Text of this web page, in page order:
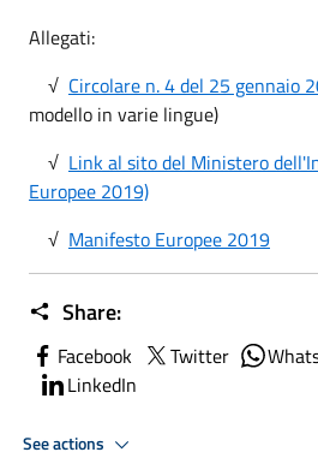
Allegati:
√ Circolare n. 4 del 25 gennaio
modello in varie lingue)
√ Link al sito del Ministero
Europee 2019)
√ Manifesto Europee 2019
Share:
Facebook Twitter
LinkedIn
See actions